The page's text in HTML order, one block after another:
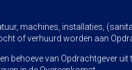
machines, installaties,
of verhuurd worden aan
behoeve van Opdrachtgever